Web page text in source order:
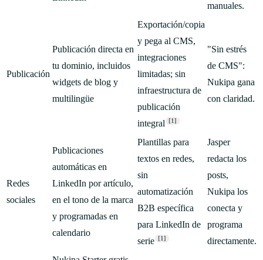
manuales.
Publicación
Publicación directa en
tu dominio, incluidos
widgets de blog y
multilingüe
Exportación/copia
y pega al CMS,
integraciones
limitadas; sin
infraestructura de
publicación
integral [1]
"Sin estrés
de CMS":
Nukipa gana
con claridad.
Redes
sociales
Publicaciones
automáticas en
LinkedIn por artículo,
en el tono de la marca
y programadas en
calendario
Plantillas para
textos en redes,
sin
automatización
B2B específica
para LinkedIn de
serie [1]
Jasper
redacta los
posts,
Nukipa los
conecta y
programa
directamente.